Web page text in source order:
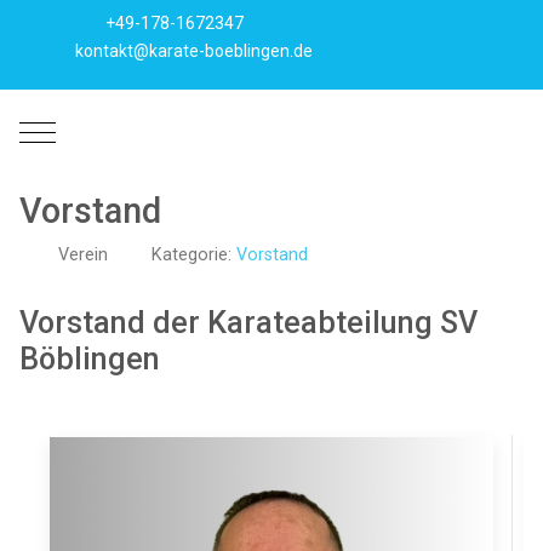
+49-178-1672347
kontakt@karate-boeblingen.de
Mobile Menu Toggle
Vorstand
Verein Kategorie:Vorstand
Vorstand der Karateabteilung SV
Böblingen